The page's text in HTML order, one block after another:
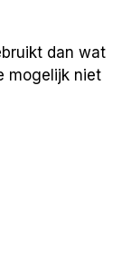
dan wat
mogelijk niet